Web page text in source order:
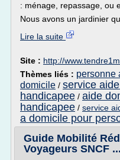
: ménage, repassage, ou
Nous avons un jardinier
Lire la suite
Site : http://
Thèmes liés : personne
domicile / service
handicapee / aide
handicapee / service
a domicile pour
Guide Mobilité
Voyageurs SNCF ...